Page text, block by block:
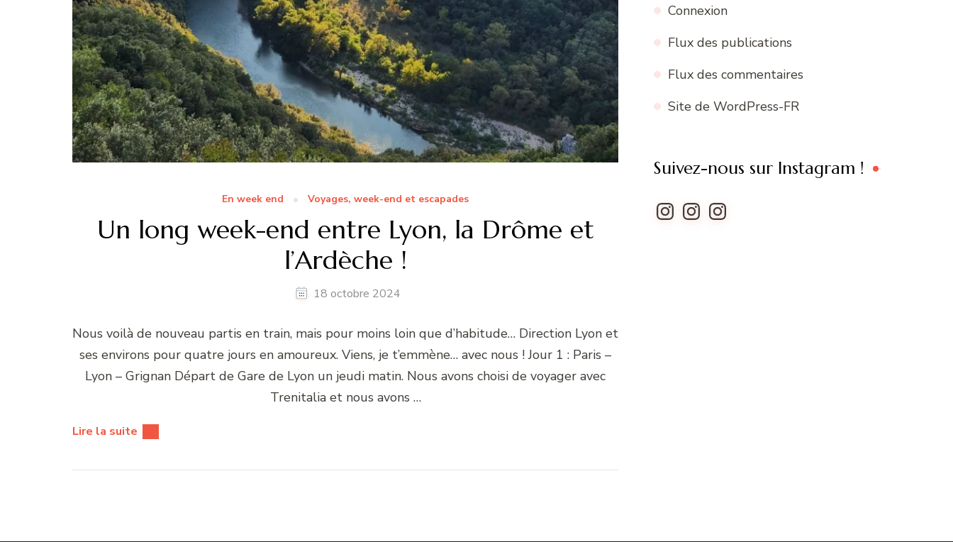
En week end Voyages, week-end et escapades
Un long week-end entre Lyon, la Drôme et
l’Ardèche !
18 octobre 2024
Nous voilà de nouveau partis en train, mais pour moins loin que d’habitude… Direction Lyon et
ses environs pour quatre jours en amoureux. Viens, je t’emmène… avec nous ! Jour 1 : Paris –
Lyon – Grignan Départ de Gare de Lyon un jeudi matin. Nous avons choisi de voyager avec
Trenitalia et nous avons …
Lire la suite
Connexion
Flux des publications
Flux des commentaires
Site de WordPress-FR
Suivez-nous sur Instagram !
Instagram
InstagramInstagram